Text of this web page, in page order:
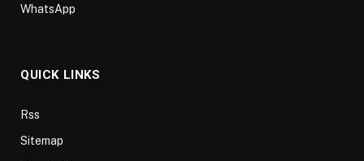
WhatsApp
QUICK LINKS
Rss
Sitemap